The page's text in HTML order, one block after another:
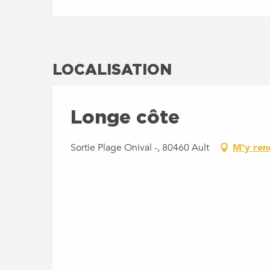
LOCALISATION
Longe côte
Sortie Plage Onival -, 80460 Ault M'y